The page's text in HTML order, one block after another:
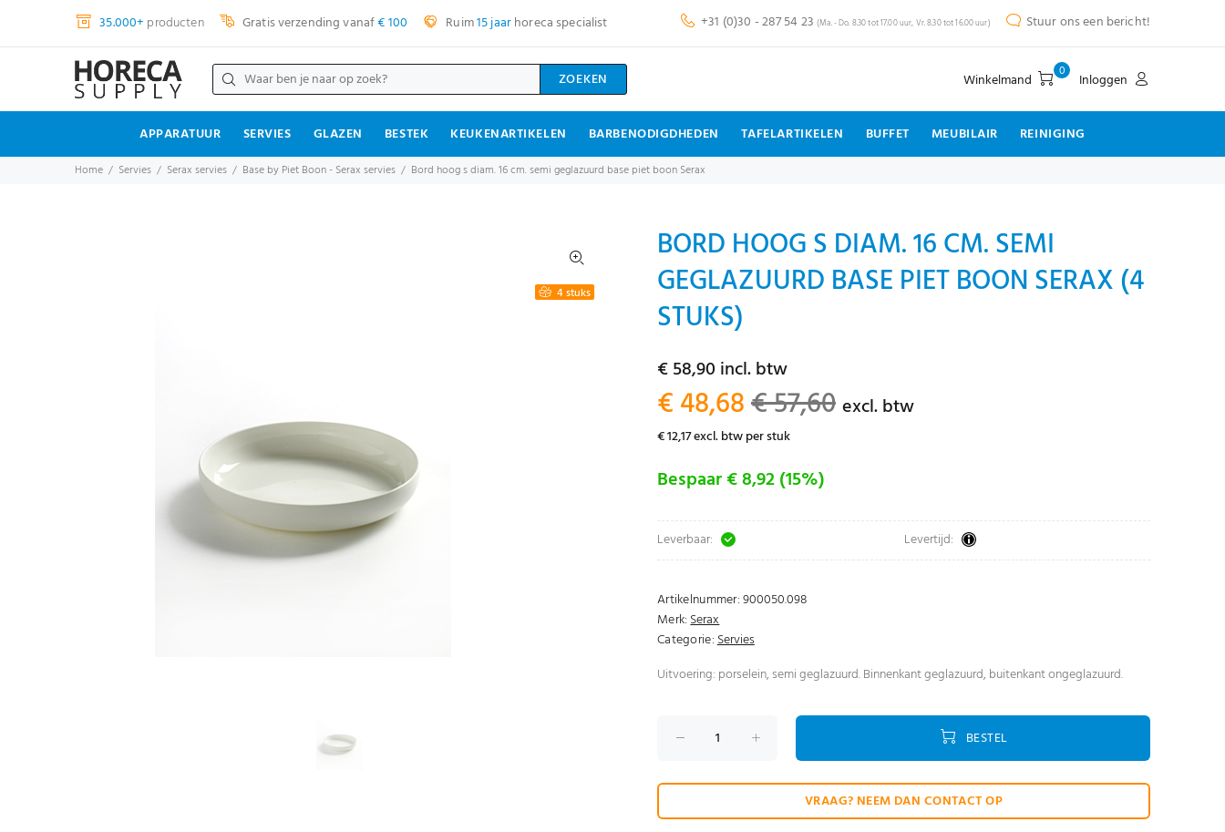
35.000+ producten Gratis verzending vanaf€ 100 Ruim15 jaarhoreca specialist +31 (0)30 - 287 54 23 (Ma. - Do. 8.30 tot 17.00 uur, Vr. 8.30 tot 16.00 uur) Stuur ons een bericht!
ZOEKEN Winkelmand 0 Inloggen
APPARATUUR SERVIES GLAZEN BESTEK KEUKENARTIKELEN BARBENODIGDHEDEN TAFELARTIKELEN BUFFET MEUBILAIR REINIGING
Home Servies Serax servies Base by Piet Boon - Serax servies Bord hoog s diam. 16 cm. semi geglazuurd base piet boon Serax
4 stuks
BORD HOOG S DIAM. 16 CM. SEMI
GEGLAZUURD BASE PIET BOON SERAX (4
STUKS)
€ 58,90 incl. btw
€ 48,68€ 57,60 excl. btw
€ 12,17 excl. btw per stuk
Bespaar € 8,92 (15%)
Leverbaar: Levertijd:
Artikelnummer:900050.098
Merk:Serax
Categorie:Servies
Uitvoering: porselein, semi geglazuurd. Binnenkant geglazuurd, buitenkant ongeglazuurd.
BESTEL
VRAAG? NEEM DAN CONTACT OP